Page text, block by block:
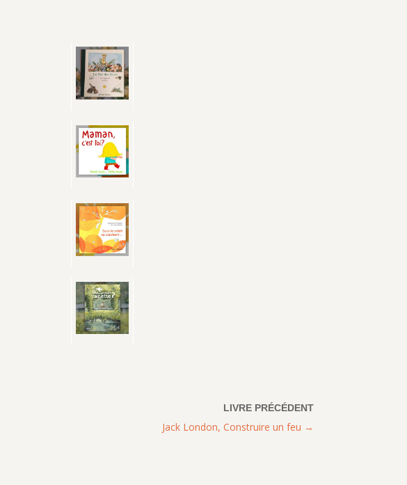
Jack London, Construire un feu